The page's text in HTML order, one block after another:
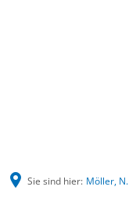
Sie sind hier: Möller, N.